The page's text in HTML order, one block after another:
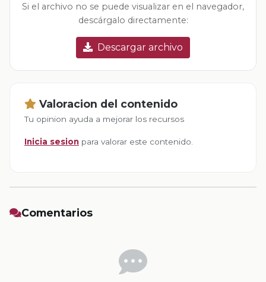
Si el archivo no se puede visualizar en el navegador,
descárgalo directamente:
Descargar archivo
Valoracion del contenido
Tu opinion ayuda a mejorar los recursos
Inicia sesion para valorar este contenido.
Comentarios